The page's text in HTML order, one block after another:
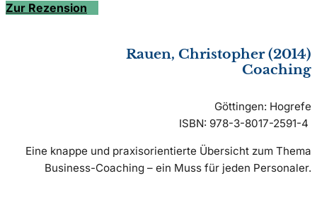
Zur Rezension
Rauen, Christopher (2014)
Coaching
Göttingen: Hogrefe
ISBN: 978-3-8017-2591-4
Eine knappe und praxisorientierte Übersicht zum Thema
Business-Coaching – ein Muss für jeden Personaler.